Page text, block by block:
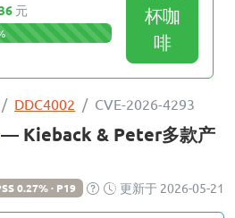
元
杯咖
啡
DDC4002 CVE-2026-4293
— Kieback & Peter多款产
0.27% · P19 更新于 2026-05-21